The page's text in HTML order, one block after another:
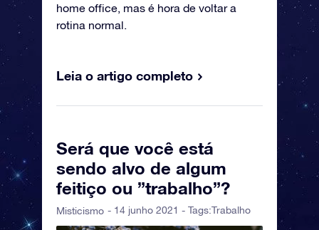
home office, mas é hora de voltar a
rotina normal.
Leia o artigo completo
Será que você está
sendo alvo de algum
feitiço ou ”trabalho”?
Misticismo - 14 junho 2021 - Tags:Trabalho